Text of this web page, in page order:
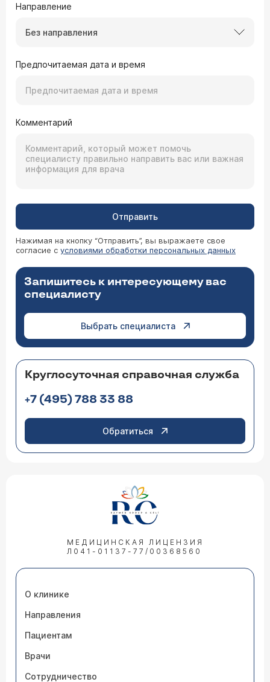
Направление
Без направления
Предпочитаемая дата и время
Комментарий
Отправить
Нажимая на кнопку “Отправить”, вы выражаете свое
согласие с условиями обработки персональных данных
Запишитесь к интересующему вас
специалисту
Выбрать специалиста
Круглосуточная справочная служба
+7 (495) 788 33 88
Обратиться
МЕДИЦИНСКАЯ ЛИЦЕНЗИЯ
Л041-01137-77/00368560
О клинике
Направления
Пациентам
Врачи
Сотрудничество